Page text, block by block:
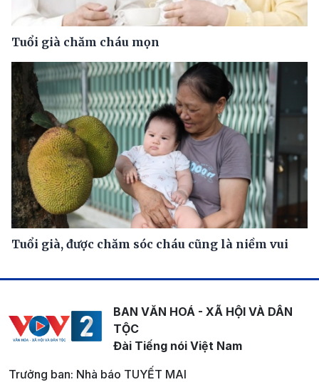
Tuổi già chăm cháu mọn
Tuổi già, được chăm sóc cháu cũng là niềm vui
BAN VĂN HOÁ - XÃ HỘI VÀ DÂN
TỘC
Đài Tiếng nói Việt Nam
Trưởng ban: Nhà báo TUYẾT MAI